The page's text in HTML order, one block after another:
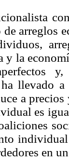
arreglos
la
llevado a
a
es
en